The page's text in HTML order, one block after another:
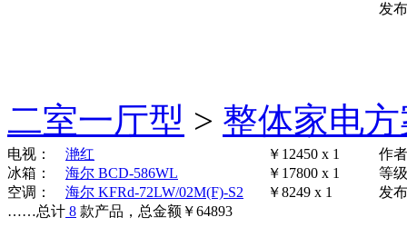
发
二室一厅型 > 整体家电
电视： 滟红
￥12450 x 1
冰箱：
海尔 BCD-586WL
￥17800 x 1
空调：
海尔 KFRd-72LW/02M(F)-S2
￥8249 x 1
……总计 8 款产品，总金额 ￥64893
作
等
发